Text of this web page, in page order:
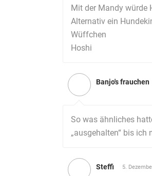
Mit der Mandy würde
Alternativ ein
Wüffchen
Hoshi
Banjo's frauchen
So was ähnliches
„ausgehalten“ bis ich
Steffi 5.